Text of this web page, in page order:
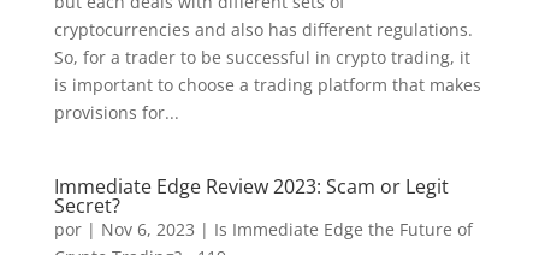
cryptocurrencies and also has different regulations.
So, for a trader to be successful in crypto trading, it
is important to choose a trading platform that makes
provisions for...
Immediate Edge Review 2023: Scam or Legit
Secret?
por | Nov 6, 2023 | Is Immediate Edge the Future of